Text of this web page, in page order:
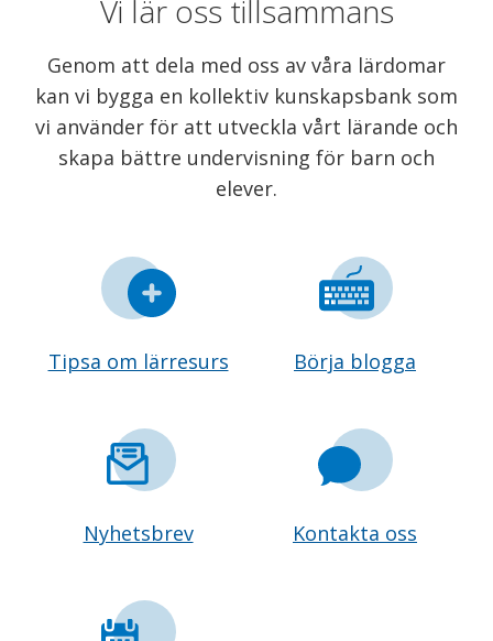
Vi lär oss tillsammans
Genom att dela med oss av våra lärdomar
kan vi bygga en kollektiv kunskapsbank som
vi använder för att utveckla vårt lärande och
skapa bättre undervisning för barn och
elever.
Tipsa om lärresurs Börja blogga
Nyhetsbrev Kontakta oss